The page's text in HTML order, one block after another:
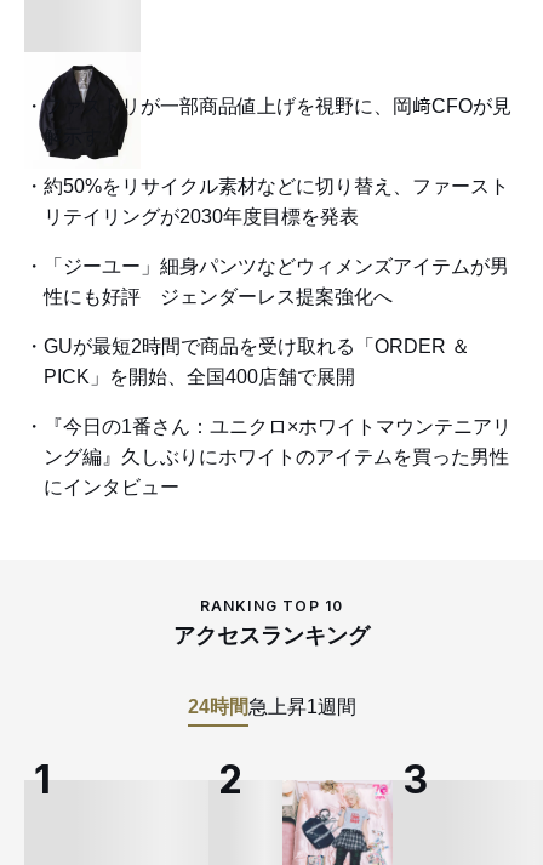
ファストリが一部商品値上げを視野に、岡﨑CFOが見
解示す
約50%をリサイクル素材などに切り替え、ファースト
リテイリングが2030年度目標を発表
「ジーユー」細身パンツなどウィメンズアイテムが男
性にも好評 ジェンダーレス提案強化へ
GUが最短2時間で商品を受け取れる「ORDER ＆
PICK」を開始、全国400店舗で展開
『今日の1番さん：ユニクロ×ホワイトマウンテニアリ
ング編』久しぶりにホワイトのアイテムを買った男性
にインタビュー
RANKING TOP 10
アクセスランキング
24時間急上昇1週間